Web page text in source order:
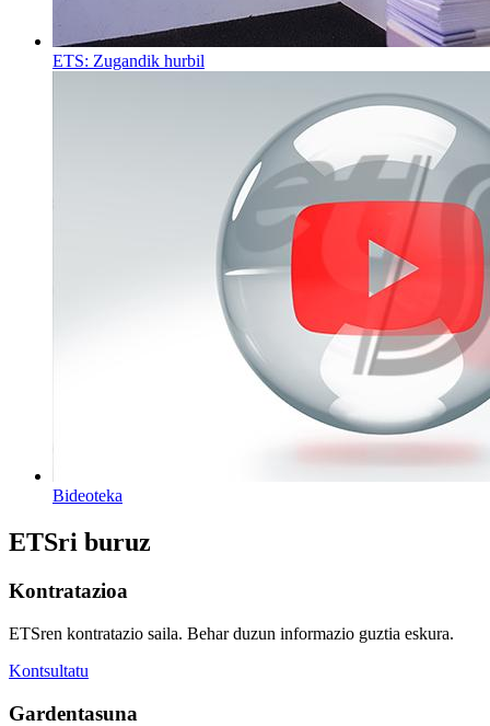
ETS: Zugandik hurbil
Bideoteka
ETSri buruz
Kontratazioa
ETSren kontratazio saila. Behar duzun informazio guztia eskura.
Kontsultatu
Gardentasuna